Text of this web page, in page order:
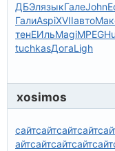
ДБЭлязыкГалеJohn
ГалиAspiXVIIавто
тенЕИльMagiMPEG
tuchkasДогаLigh
xosimos
сайтсайтсайтсайт
айтсайтсайтсайтсайт